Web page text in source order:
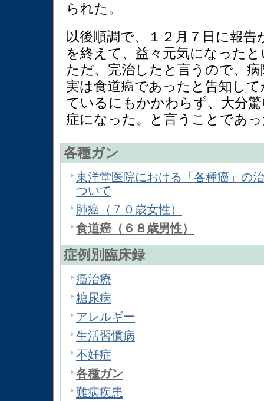
られた。
以後順調で、１２月７日に報告
を終えて、益々元気になった
ただ、完治したと言うので、
実は食道癌であったと告知し
ているにもかかわらず、大分
症になった。と言うことであ
各種ガン
東洋堂医院における「各種癌」の
ついて
肺癌（７０歳女性）
食道癌（６８歳男性）
症例別臨床録
癌治療
糖尿病
アレルギー
生活習慣病
不妊症
各種ガン
難病疾患